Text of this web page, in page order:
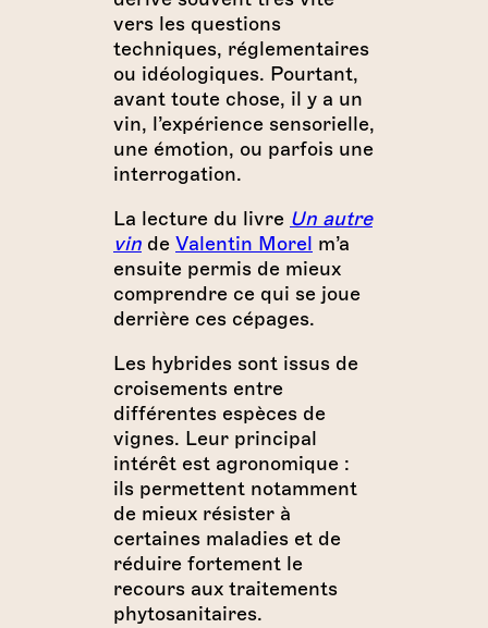
vers les questions
techniques, réglementaires
ou idéologiques. Pourtant,
avant toute chose, il y a un
vin, l’expérience sensorielle,
une émotion, ou parfois une
interrogation.
La lecture du livre Un autre
vin de Valentin Morel m’a
ensuite permis de mieux
comprendre ce qui se joue
derrière ces cépages.
Les hybrides sont issus de
croisements entre
différentes espèces de
vignes. Leur principal
intérêt est agronomique :
ils permettent notamment
de mieux résister à
certaines maladies et de
réduire fortement le
recours aux traitements
phytosanitaires.